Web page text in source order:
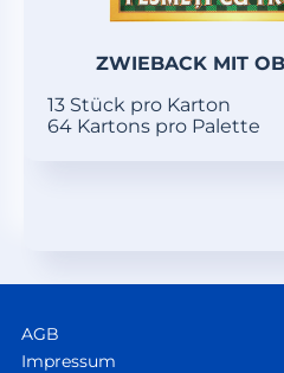
ZWIEBACK MIT
13 Stück pro Karton
64 Kartons pro Palette
AGB
Impressum